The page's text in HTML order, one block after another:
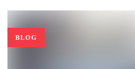
BLOG